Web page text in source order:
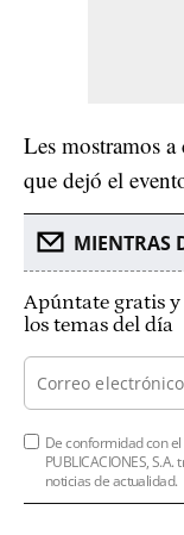
Les mostramos
que dejó el
MIENTRAS
Apúntate gratis
los temas del día
De conformidad con el
PUBLICACIONES,
noticias de actualidad.